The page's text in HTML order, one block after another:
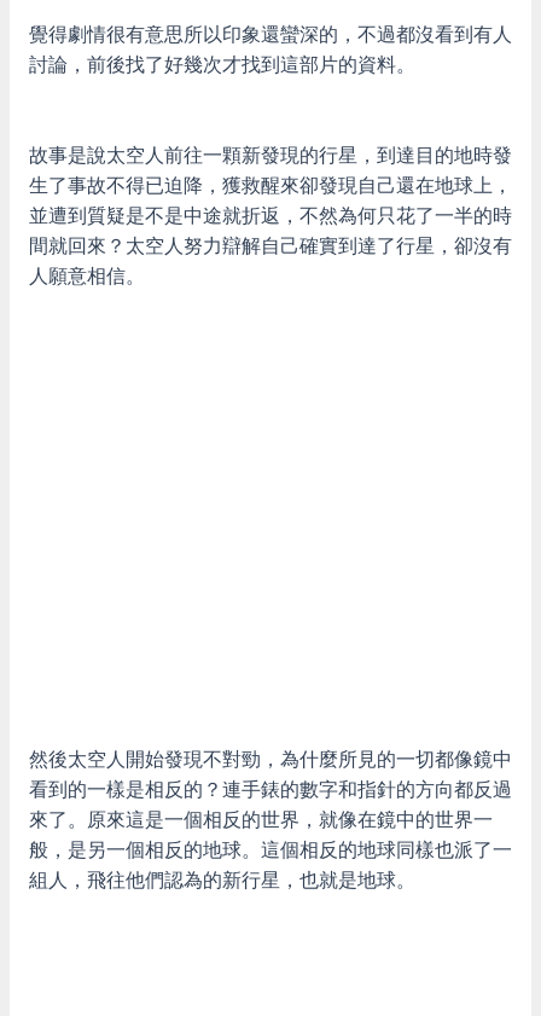
覺得劇情很有意思所以印象還蠻深的，不過都沒看到有人
討論，前後找了好幾次才找到這部片的資料。
故事是說太空人前往一顆新發現的行星，到達目的地時發
生了事故不得已迫降，獲救醒來卻發現自己還在地球上，
並遭到質疑是不是中途就折返，不然為何只花了一半的時
間就回來？太空人努力辯解自己確實到達了行星，卻沒有
人願意相信。
然後太空人開始發現不對勁，為什麼所見的一切都像鏡中
看到的一樣是相反的？連手錶的數字和指針的方向都反過
來了。原來這是一個相反的世界，就像在鏡中的世界一
般，是另一個相反的地球。這個相反的地球同樣也派了一
組人，飛往他們認為的新行星，也就是地球。